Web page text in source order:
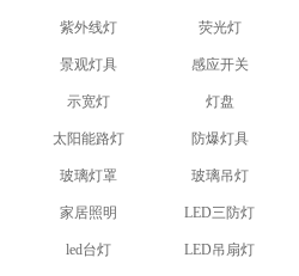
紫外线灯 荧光灯
景观灯具 感应开关
示宽灯 灯盘
太阳能路灯 防爆灯具
玻璃灯罩 玻璃吊灯
家居照明 LED三防灯
led台灯 LED吊扇灯